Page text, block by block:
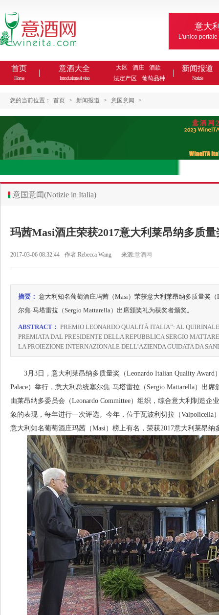
意大
L'unico
首页
Home
意酒大全
Introduzione al vino
大区 酒庄
酒款
法定产区
葡萄品种
新闻报道
Notizie
您的当前位置： 首页 > 新闻报道 > 意国意闻 >
意国意闻(Notizie in Italia)
玛茜Masi酒庄荣获2017意大利莱昂纳多质量
2017-03-06 08:32:44 作者:Rebecca Wang 来源:意酒网
摘要： 意大利知名葡萄酒庄玛茜（Masi）荣获意大利莱昂纳多质量奖
尔焦·马塔雷拉（Sergio Mattarella）出席颁奖礼为获奖者颁奖。
ABSTRACT： PREMIO LEONARDO QUALITÀ ITALIA”: AL
PREMIATA DAL PRESIDENTE DELLA REPUBBLICA SERGIO
LA PROIEZIONE INTERNAZIONALE DELL’AZIENDA GUIDATA DA
3月3日，意大利莱昂纳多质量奖（Leonardo Italian Quality Award
Palace）举行，意大利总统塞尔焦·马塔雷拉（Sergio Mattarella）出
由莱昂纳多委员会（Leonardo Committee）组织，综合意大利制造
象的表现，每年进行一次评选。今年，位于瓦波利切拉（Valpolicella
意大利知名葡萄酒庄玛茜（Masi）榜上有名，荣获2017意大利莱昂纳